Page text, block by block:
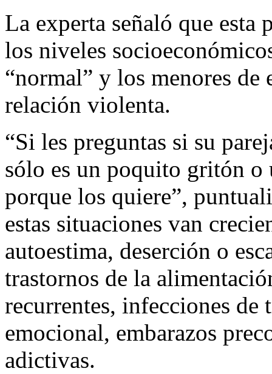
La experta señaló que esta
los niveles
“normal” y los menores
relación violenta.
“Si les preguntas si su
sólo es un poquito gritón o
porque los quiere”,
estas situaciones van
autoestima, deserción o
trastornos de la
recurrentes, infecciones
emocional, embarazos
adictivas.